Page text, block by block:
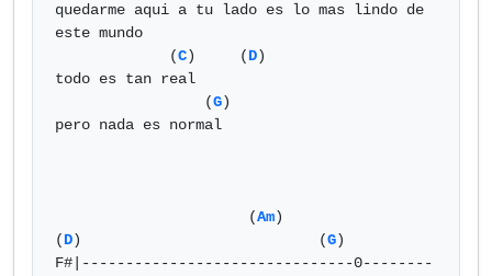
quedarme aqui a tu lado es lo mas lindo de
este mundo
             (
C)     (D)
todo es tan real
                 (
G)
pero nada es normal
                      (
Am)
(D)                           (G)
F#|-------------------------------0--------